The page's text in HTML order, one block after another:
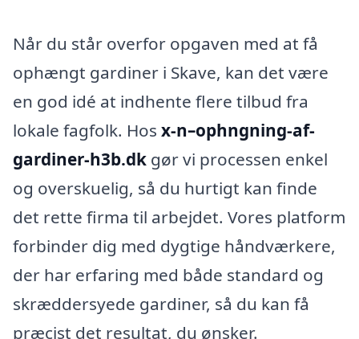
Når du står overfor opgaven med at få
ophængt gardiner i Skave, kan det være
en god idé at indhente flere tilbud fra
lokale fagfolk. Hos x-n–ophngning-af-
gardiner-h3b.dk gør vi processen enkel
og overskuelig, så du hurtigt kan finde
det rette firma til arbejdet. Vores platform
forbinder dig med dygtige håndværkere,
der har erfaring med både standard og
skræddersyede gardiner, så du kan få
præcist det resultat, du ønsker.